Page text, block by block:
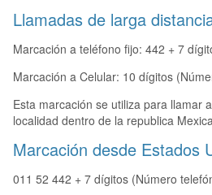
Llamadas de larga
Marcación a teléfono fijo: 442 + 7
Marcación a Celular: 10 dígitos
Esta marcación se utiliza para llamar
localidad dentro de la republica
Marcación desde Estados
011 52 442 + 7 dígitos (Número